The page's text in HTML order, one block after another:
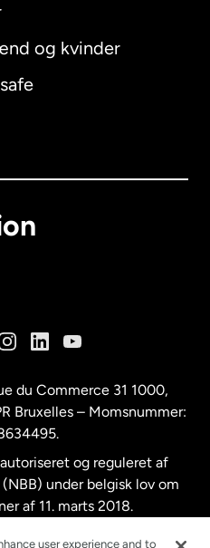
og kvinder
du Commerce 31 1000,
Bruxelles – Momsnummer:
og reguleret af
under belgisk lov om
af 11. marts 2018.
user experience and to